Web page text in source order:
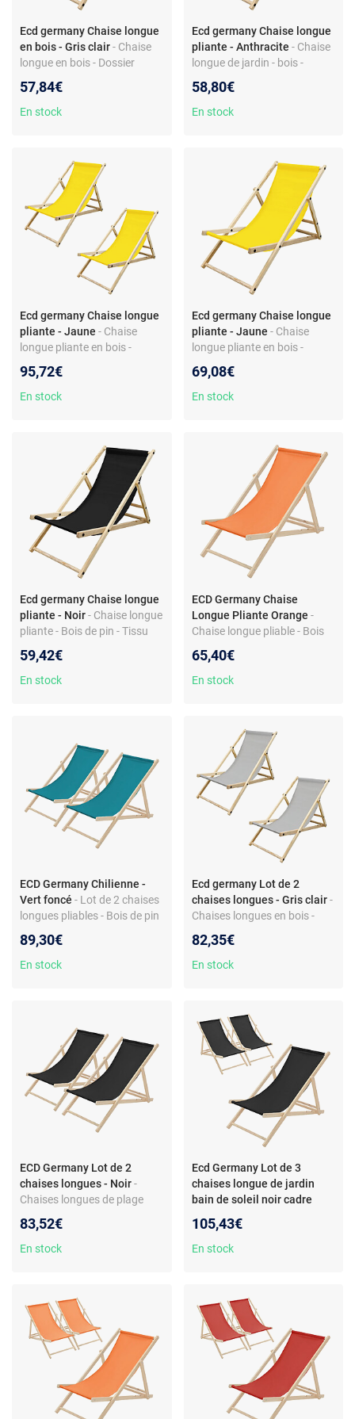
Ecd germany Chaise longue
en bois - Gris clair- Chaise
longue en bois - Dossier
57,84€
En stock
Ecd germany Chaise longue
pliante - Anthracite - Chaise
longue de jardin - bois -
tissu Oxford résistant
58,80€
En stock
Ecd germany Chaise longue
pliante - Jaune - Chaise
longue pliante en bois -
95,72€
En stock
Ecd germany Chaise longue
pliante - Jaune - Chaise
longue pliante en bois -
démontable
69,08€
En stock
Ecd germany Chaise longue
pliante - Noir- Chaise longue
pliante - Bois de pin - Tissu
59,42€
En stock
ECD Germany Chaise
Longue Pliante Orange -
Chaise longue pliable - Bois
positions réglables -
Dimensions 117 x 52 x 10 cm
65,40€
En stock
ECD Germany Chilienne -
Vert foncé - Lot de 2 chaises
longues pliables - Bois de pin
ajustables
89,30€
En stock
Ecd germany Lot de 2
chaises longues - Gris clair -
Chaises longues en bois -
tissu Oxford
82,35€
En stock
ECD Germany Lot de 2
chaises longues - Noir-
Chaises longues de plage
polyester Oxford - 3 hauteurs
de couchage - 120 kg
83,52€
En stock
Ecd Germany Lot de 3
chaises longue de jardin
bain de soleil noir cadre
105,43€
En stock